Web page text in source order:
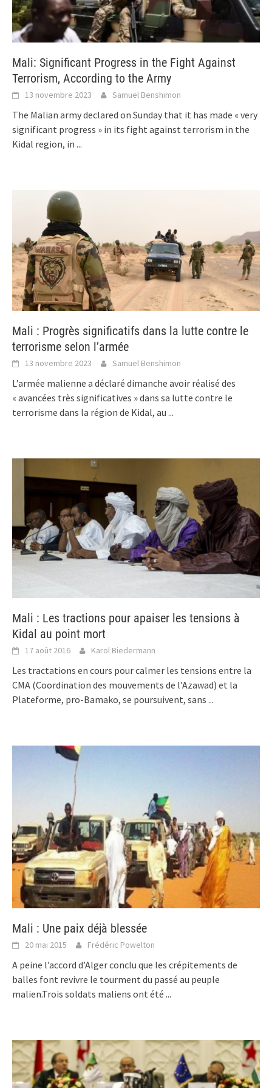
Mali: Significant Progress in the Fight Against
Terrorism, According to the Army
13 novembre 2023 Samuel Benshimon
The Malian army declared on Sunday that it has made « very
significant progress » in its fight against terrorism in the
Kidal region, in ...
Mali : Progrès significatifs dans la lutte contre le
terrorisme selon l’armée
13 novembre 2023 Samuel Benshimon
L’armée malienne a déclaré dimanche avoir réalisé des
« avancées très significatives » dans sa lutte contre le
terrorisme dans la région de Kidal, au ...
Mali : Les tractions pour apaiser les tensions à
Kidal au point mort
17 août 2016 Karol Biedermann
Les tractations en cours pour calmer les tensions entre la
CMA (Coordination des mouvements de l’Azawad) et la
Plateforme, pro-Bamako, se poursuivent, sans ...
Mali : Une paix déjà blessée
20 mai 2015 Frédéric Powelton
A peine l’accord d’Alger conclu que les crépitements de
balles font revivre le tourment du passé au peuple
malien.Trois soldats maliens ont été ...